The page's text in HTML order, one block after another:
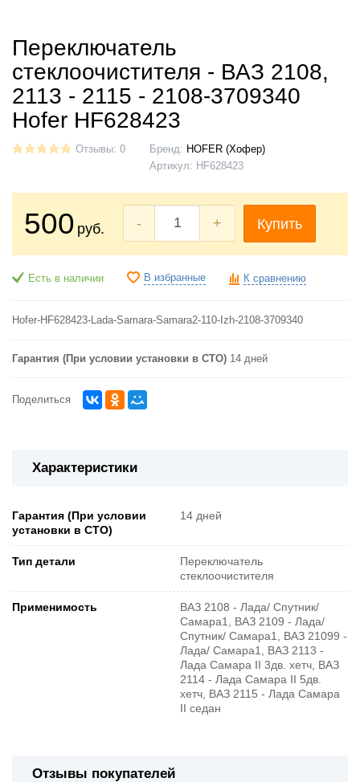
Переключатель
стеклоочистителя - ВАЗ 2108,
2113 - 2115 - 2108-3709340
Hofer HF628423
Отзывы: 0 Бренд: HOFER (Хофер)
Артикул: HF628423
500 руб. - + Купить
Есть в наличии В избранные К сравнению
Hofer-HF628423-Lada-Samara-Samara2-110-Izh-2108-3709340
Гарантия (При условии установки в СТО) 14 дней
Поделиться
Характеристики
Гарантия (При условии
установки в СТО)
14 дней
Тип детали
Переключатель
стеклоочистителя
Применимость
ВАЗ 2108 - Лада/ Спутник/
Самара1, ВАЗ 2109 - Лада/
Спутник/ Самара1, ВАЗ 21099 -
Лада/ Самара1, ВАЗ 2113 -
Лада Самара II 3дв. хетч, ВАЗ
2114 - Лада Самара II 5дв.
хетч, ВАЗ 2115 - Лада Самара
II седан
Отзывы покупателей